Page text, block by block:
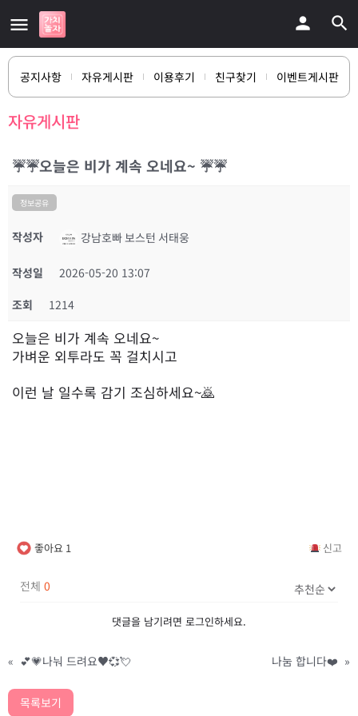
공지사항 자유게시판 이용후기 친구찾기 이벤트게시판
자유게시판
☔️☔️오늘은 비가 계속 오네요~ ☔️☔️
정보공유
작성자 강남호빠 보스턴 서태웅
작성일
2026-05-20 13:07
조회
1214
오늘은 비가 계속 오네요~
가벼운 외투라도 꼭 걸치시고
이런 날 일수록 감기 조심하세요~🙇
좋아요 1 신고
전체 0
댓글을 남기려면 로그인하세요.
« 💕💗나눠 드려요♥️💞💘 나눔 합니다❤️ »
목록보기